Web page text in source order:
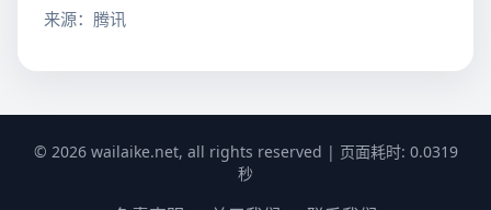
来源：腾讯
© 2026 wailaike.net, all rights reserved | 页面耗时: 0.0319
秒